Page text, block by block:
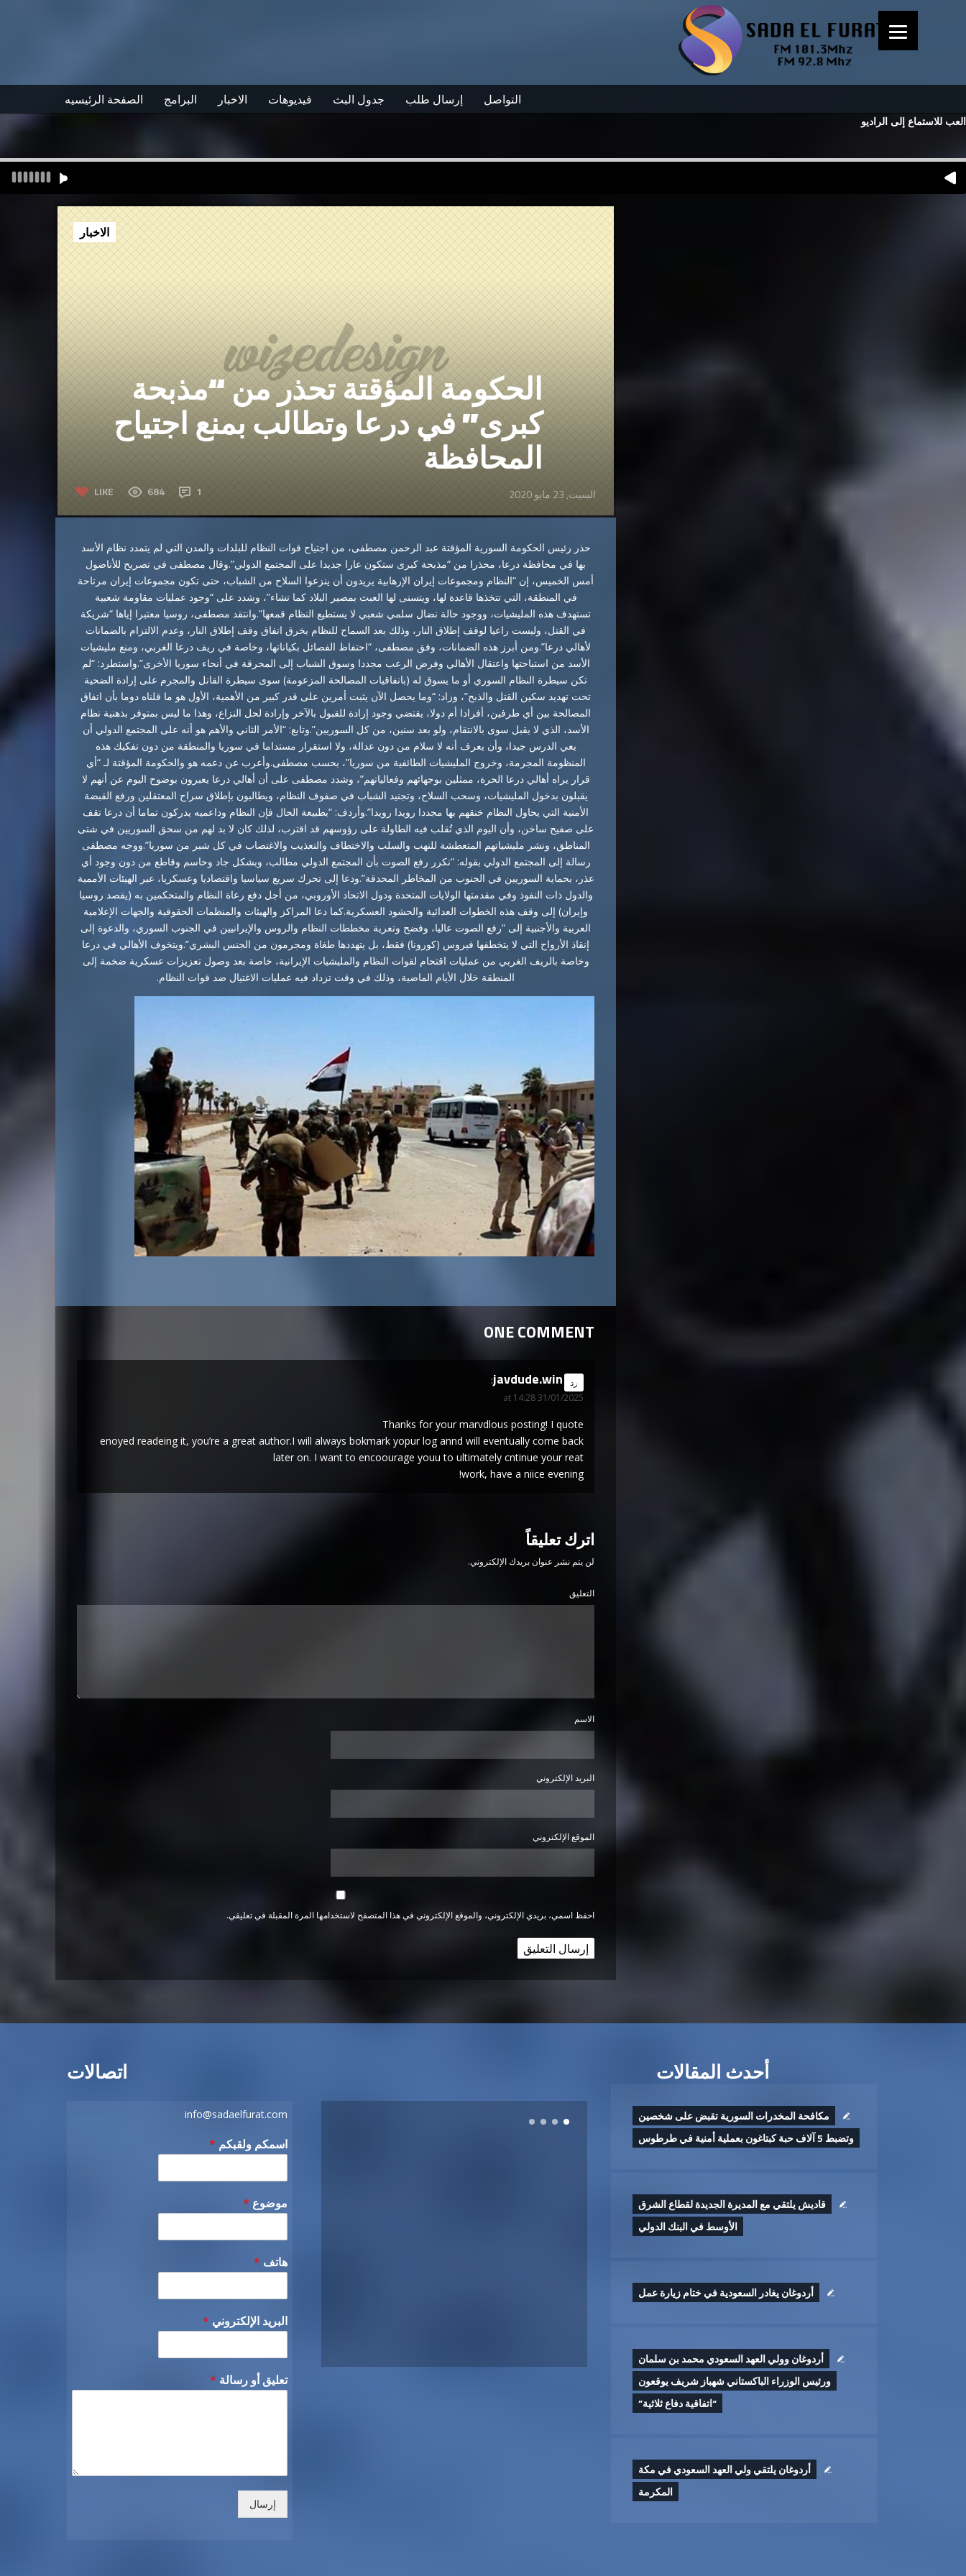
الصفحة الرئيسيه البرامج الاخبار فيديوهات جدول البث إرسال طلب التواصل
العب للاستماع إلى الراديو
الحكومة المؤقتة تحذر من “مذبحة
كبرى” في درعا وتطالب بمنع اجتياح
المحافظة
LIKE 684 1 السبت, 23 مايو 2020
الاخبار
حذر رئيس الحكومة السورية المؤقتة عبد الرحمن مصطفى، من اجتياح قوات النظام للبلدات والمدن التي لم يتمدد نظام الأسد
بها في محافظة درعا، محذرا من “مذبحة كبرى ستكون عارا جديدا على المجتمع الدولي”.وقال مصطفى في تصريح للأناضول
أمس الخميس، إن “النظام ومجموعات إيران الإرهابية يريدون أن ينزعوا السلاح من الشباب، حتى تكون مجموعات إيران مرتاحة
في المنطقة، التي تتخذها قاعدة لها، ويتسنى لها العبث بمصير البلاد كما تشاء”، وشدد على “وجود عمليات مقاومة شعبية
تستهدف هذه المليشيات، ووجود حالة نضال سلمي شعبي لا يستطيع النظام قمعها”.وانتقد مصطفى، روسيا معتبرا إياها “شريكة
في القتل، وليست راعيا لوقف إطلاق النار، وذلك بعد السماح للنظام بخرق اتفاق وقف إطلاق النار، وعدم الالتزام بالضمانات
لأهالي درعا”.ومن أبرز هذه الضمانات، وفق مصطفى، “احتفاظ الفصائل بكياناتها، وخاصة في ريف درعا الغربي، ومنع مليشيات
الأسد من استباحتها واعتقال الأهالي وفرض الرعب مجددا وسوق الشباب إلى المحرقة في أنحاء سوريا الأخرى”.واستطرد: “لم
تكن سيطرة النظام السوري أو ما يسوق له (باتفاقيات المصالحة المزعومة) سوى سيطرة القاتل والمجرم على إرادة الضحية
تحت تهديد سكين القتل والذبح”، وزاد: “وما يحصل الآن يثبت أمرين على قدر كبير من الأهمية، الأول هو ما قلناه دوما بأن اتفاق
المصالحة بين أي طرفين، أفرادا أم دولا، يقتضي وجود إرادة للقبول بالآخر وإرادة لحل النزاع، وهذا ما ليس بمتوفر بذهنية نظام
الأسد، الذي لا يقبل سوى بالانتقام، ولو بعد سنين، من كل السوريين”.وتابع: “الأمر الثاني والأهم هو أنه على المجتمع الدولي أن
يعي الدرس جيدا، وأن يعرف أنه لا سلام من دون عدالة، ولا استقرار مستداما في سوريا والمنطقة من دون تفكيك هذه
المنظومة المجرمة، وخروج المليشيات الطائفية من سوريا”، بحسب مصطفى.وأعرب عن دعمه هو والحكومة المؤقتة لـ “أي
قرار يراه أهالي درعا الحرة، ممثلين بوجهائهم وفعالياتهم”، وشدد مصطفى على أن أهالي درعا يعبرون بوضوح اليوم عن أنهم لا
يقبلون بدخول المليشيات، وسحب السلاح، وتجنيد الشباب في صفوف النظام، ويطالبون بإطلاق سراح المعتقلين ورفع القبضة
الأمنية التي يحاول النظام خنقهم بها مجددا رويدا رويدا”.وأردف: “بطبيعة الحال فإن النظام وداعميه يدركون تماما أن درعا تقف
على صفيح ساخن، وأن اليوم الذي تُقلب فيه الطاولة على رؤوسهم قد اقترب، لذلك كان لا بد لهم من سحق السوريين في شتى
المناطق، ونشر مليشياتهم المتعطشة للنهب والسلب والاختطاف والتعذيب والاغتصاب في كل شبر من سوريا”.ووجه مصطفى
رسالة إلى المجتمع الدولي بقوله: “نكرر رفع الصوت بأن المجتمع الدولي مطالب، وبشكل جاد وحاسم وقاطع من دون وجود أي
عذر، بحماية السوريين في الجنوب من المخاطر المحدقة”.ودعا إلى تحرك سريع سياسيا واقتصاديا وعسكريا، عبر الهيئات الأممية
والدول ذات النفوذ وفي مقدمتها الولايات المتحدة ودول الاتحاد الأوروبي، من أجل دفع رعاة النظام والمتحكمين به (يقصد روسيا
وإيران) إلى وقف هذه الخطوات العدائية والحشود العسكرية.كما دعا المراكز والهيئات والمنظمات الحقوقية والجهات الإعلامية
العربية والأجنبية إلى “رفع الصوت عاليا، وفضح وتعرية مخططات النظام والروس والإيرانيين في الجنوب السوري، والدعوة إلى
إنقاذ الأرواح التي لا يتخطفها فيروس (كورونا) فقط، بل يتهددها طغاة ومجرمون من الجنس البشري”.ويتخوف الأهالي في درعا
وخاصة بالريف الغربي من عمليات اقتحام لقوات النظام والمليشيات الإيرانية، خاصة بعد وصول تعزيزات عسكرية ضخمة إلى
المنطقة خلال الأيام الماضية، وذلك في وقت تزداد فيه عمليات الاغتيال ضد قوات النظام.
ONE COMMENT
javdude.win
says:
31/01/2025 at 14:28
رد
Thanks for your marvdlous posting! I quote
enoyed readeing it, you’re a great author.I will always bokmark yopur log annd will eventually come back
later on. I want to encoourage youu to ultimately cntinue your reat
work, have a niice evening!
اترك تعليقاً
لن يتم نشر عنوان بريدك الإلكتروني.
التعليق
الاسم
البريد الإلكتروني
الموقع الإلكتروني
احفظ اسمي، بريدي الإلكتروني، والموقع الإلكتروني في هذا المتصفح لاستخدامها المرة المقبلة في تعليقي.
اتصالات
info@sadaelfurat.com
اسمكم ولقبكم *
موضوع *
هاتف *
البريد الإلكتروني *
تعليق أو رسالة *
إرسال
أحدث المقالات
مكافحة المخدرات السورية تقبض على شخصين
وتضبط 5 آلاف حبة كبتاغون بعملية أمنية في طرطوس
قاديش يلتقي مع المديرة الجديدة لقطاع الشرق
الأوسط في البنك الدولي
أردوغان يغادر السعودية في ختام زيارة عمل
أردوغان وولي العهد السعودي محمد بن سلمان
ورئيس الوزراء الباكستاني شهباز شريف يوقعون
“اتفاقية دفاع ثلاثية”
أردوغان يلتقي ولي العهد السعودي في مكة
المكرمة